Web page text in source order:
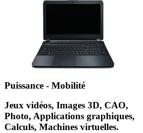
Puissance - Mobilité
Jeux vidéos, Images 3D, CAO,
Photo, Applications graphiques,
Calculs, Machines virtuelles.